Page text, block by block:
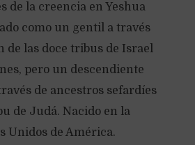
de la creencia en Yeshua
como un gentil a través
de las doce tribus de Israel
pero un descendiente
de ancestros sefardíes
de Judá. Nacido en la
Unidos de América.